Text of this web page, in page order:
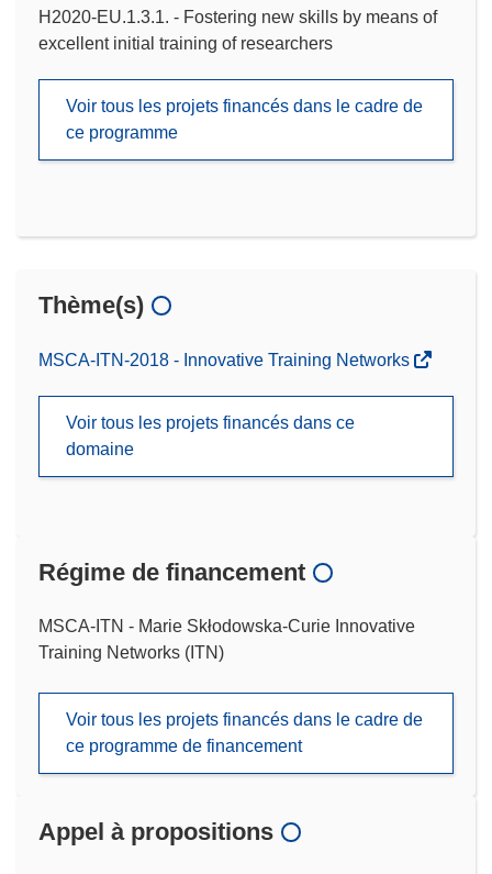
H2020-EU.1.3.1. - Fostering new skills by means of
excellent initial training of researchers
Voir tous les projets financés dans le cadre de
ce programme
Thème(s)
MSCA-ITN-2018 - Innovative Training Networks
Voir tous les projets financés dans ce
domaine
Régime de financement
MSCA-ITN - Marie Skłodowska-Curie Innovative
Training Networks (ITN)
Voir tous les projets financés dans le cadre de
ce programme de financement
Appel à propositions